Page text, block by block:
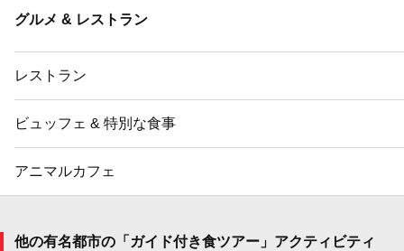
グルメ & レストラン
レストラン
ビュッフェ & 特別な食事
アニマルカフェ
他の有名都市の「ガイド付き食ツアー」アクティビティ